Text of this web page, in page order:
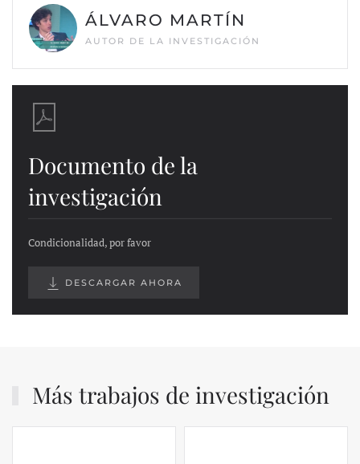
ÁLVARO MARTÍN
AUTOR DE LA INVESTIGACIÓN
Documento de la
investigación
Condicionalidad, por favor
DESCARGAR AHORA
Más trabajos de investigación